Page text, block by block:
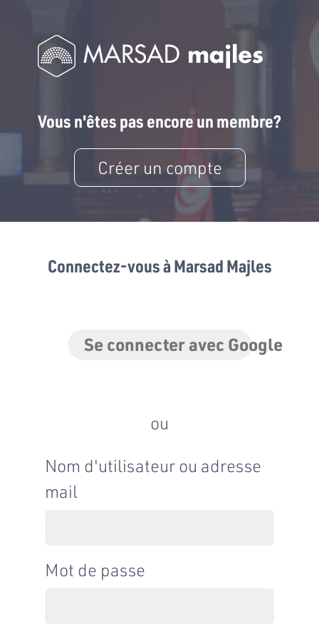
Vous n'êtes pas encore un membre?
Créer un compte
Connectez-vous à Marsad Majles
Se connecter avec Google
ou
Nom d'utilisateur ou adresse
mail
Mot de passe